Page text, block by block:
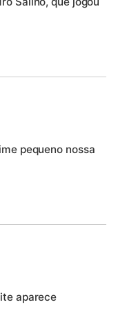
pequeno nossa
aparece